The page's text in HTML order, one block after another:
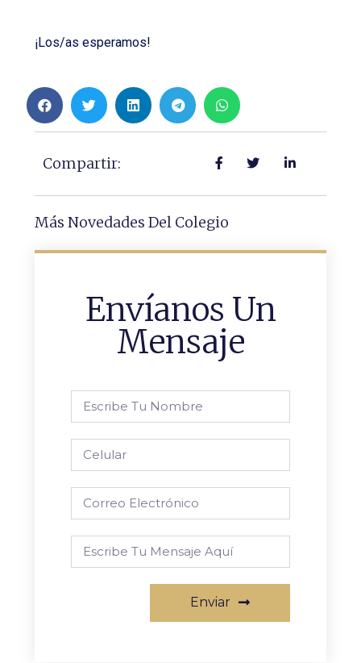
¡Los/as esperamos!
Compartir:
Más Novedades Del Colegio
Envíanos Un
Mensaje
Enviar